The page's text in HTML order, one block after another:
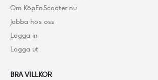
Om KöpEnScooter.nu
Jobba hos oss
Logga in
Logga ut
BRA VILLKOR